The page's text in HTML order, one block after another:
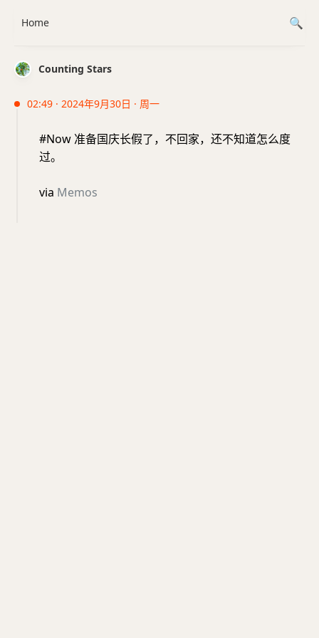
Counting Stars
02:49 · 2024年9月30日 · 周一
#Now 准备国庆长假了，不回家，还不知道怎么度
过。
via Memos
Home